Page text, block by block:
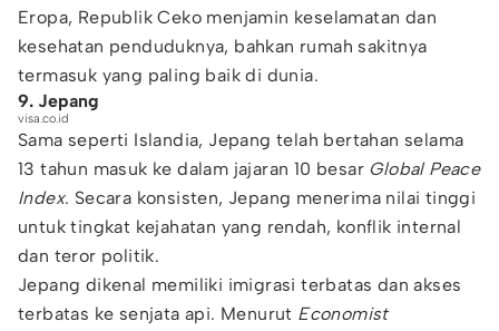
Eropa, Republik Ceko menjamin keselamatan dan
kesehatan penduduknya, bahkan rumah sakitnya
termasuk yang paling baik di dunia.
9. Jepang
visa.co.id
Sama seperti Islandia, Jepang telah bertahan selama
13 tahun masuk ke dalam jajaran 10 besar Global Peace
Index. Secara konsisten, Jepang menerima nilai tinggi
untuk tingkat kejahatan yang rendah, konflik internal
dan teror politik.
Jepang dikenal memiliki imigrasi terbatas dan akses
terbatas ke senjata api. Menurut Economist